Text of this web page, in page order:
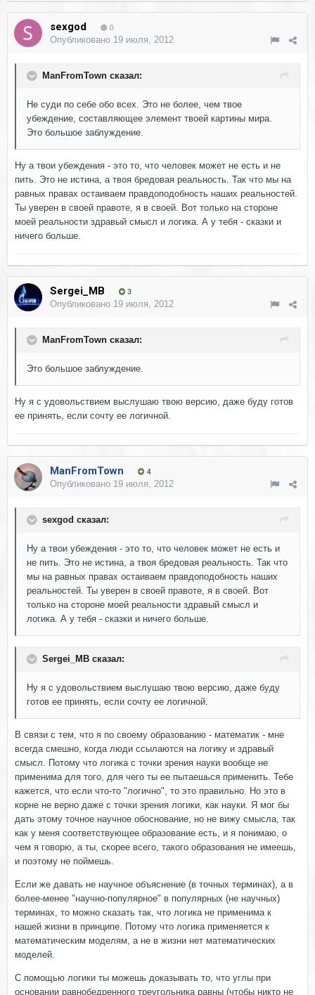
sexgod 0
Опубликовано 19 июля, 2012
ManFromTown сказал:
Не суди по себе обо всех. Это не более, чем твое
убеждение, составляющее элемент твоей картины мира.
Это большое заблуждение.
Ну а твои убеждения - это то, что человек может не есть и не
пить. Это не истина, а твоя бредовая реальность. Так что мы на
равных правах остаиваем правдоподобность наших реальностей.
Ты уверен в своей правоте, я в своей. Вот только на стороне
моей реальности здравый смысл и логика. А у тебя - сказки и
ничего больше.
Sergei_MB 3
Опубликовано 19 июля, 2012
ManFromTown сказал:
Это большое заблуждение.
Ну я с удовольствием выслушаю твою версию, даже буду готов
ее принять, если сочту ее логичной.
ManFromTown 4
Опубликовано 19 июля, 2012
sexgod сказал:
Ну а твои убеждения - это то, что человек может не есть и
не пить. Это не истина, а твоя бредовая реальность. Так что
мы на равных правах остаиваем правдоподобность наших
реальностей. Ты уверен в своей правоте, я в своей. Вот
только на стороне моей реальности здравый смысл и
логика. А у тебя - сказки и ничего больше.
Sergei_MB сказал:
Ну я с удовольствием выслушаю твою версию, даже буду
готов ее принять, если сочту ее логичной.
В связи с тем, что я по своему образованию - математик - мне
всегда смешно, когда люди ссылаются на логику и здравый
смысл. Потому что логика с точки зрения науки вообще не
применима для того, для чего ты ее пытаешься применить. Тебе
кажется, что если что-то "логично", то это правильно. Но это в
корне не верно даже с точки зрения логики, как науки. Я мог бы
дать этому точное научное обоснование, но не вижу смысла, так
как у меня соответствующее образование есть, и я понимаю, о
чем я говорю, а ты, скорее всего, такого образования не имеешь,
и поэтому не поймешь.
Если же давать не научное объяснение (в точных терминах), а в
более-менее "научно-популярное" в популярных (не научных)
терминах, то можно сказать так, что логика не применима к
нашей жизни в принципе. Потому что логика применяется к
математическим моделям, а не в жизни нет математических
моделей.
С помощью логики ты можешь доказывать то, что углы при
основании равнобедренного треугольника равны (чтобы никто не